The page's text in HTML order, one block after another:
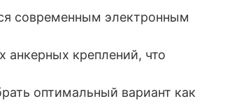
современным электронным
анкерных креплений, что
оптимальный вариант как